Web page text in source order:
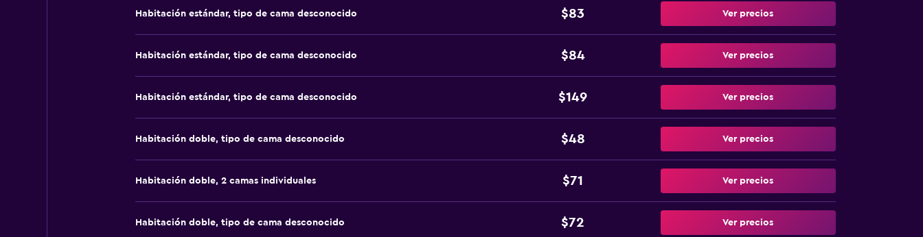
Habitación estándar, tipo de cama desconocido $83 Ver precios
Habitación estándar, tipo de cama desconocido $84 Ver precios
Habitación estándar, tipo de cama desconocido $149 Ver precios
Habitación doble, tipo de cama desconocido $48 Ver precios
Habitación doble, 2 camas individuales $71 Ver precios
Habitación doble, tipo de cama desconocido $72 Ver precios